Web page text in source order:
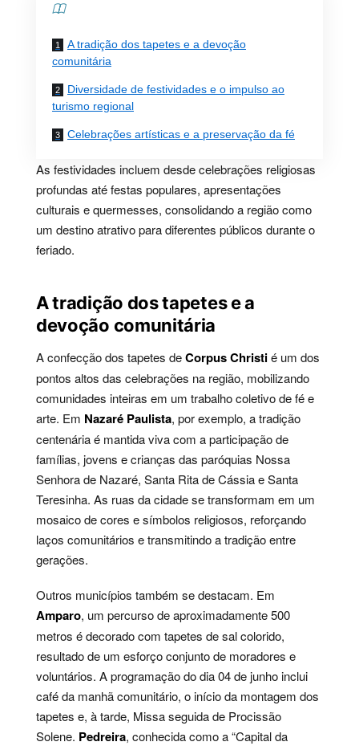
A tradição dos tapetes e a devoção
comunitária
Diversidade de festividades e o impulso ao
turismo regional
Celebrações artísticas e a preservação da fé
As festividades incluem desde celebrações religiosas
profundas até festas populares, apresentações
culturais e quermesses, consolidando a região como
um destino atrativo para diferentes públicos durante o
feriado.
A tradição dos tapetes e a
devoção comunitária
A confecção dos tapetes deCorpus Christié um dos
pontos altos das celebrações na região, mobilizando
comunidades inteiras em um trabalho coletivo de fé e
arte. Em Nazaré Paulista, por exemplo, a tradição
centenária é mantida viva com a participação de
famílias, jovens e crianças das paróquias Nossa
Senhora de Nazaré, Santa Rita de Cássia e Santa
Teresinha. As ruas da cidade se transformam em um
mosaico de cores e símbolos religiosos, reforçando
laços comunitários e transmitindo a tradição entre
gerações.
Outros municípios também se destacam. Em
Amparo, um percurso de aproximadamente 500
metros é decorado com tapetes de sal colorido,
resultado de um esforço conjunto de moradores e
voluntários. A programação do dia 04 de junho inclui
café da manhã comunitário, o início da montagem dos
tapetes e, à tarde, Missa seguida de Procissão
Solene. Pedreira, conhecida como a “Capital da